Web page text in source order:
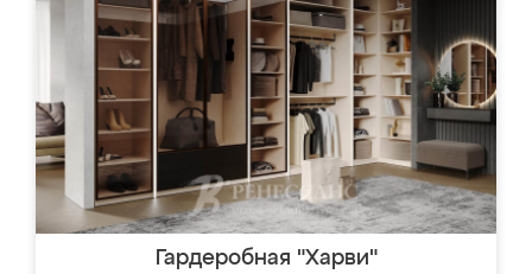
Гардеробная "Харви"